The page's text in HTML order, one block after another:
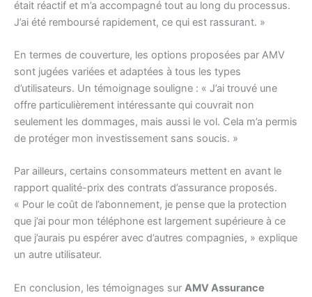
était réactif et m’a accompagné tout au long du processus.
J’ai été remboursé rapidement, ce qui est rassurant. »
En termes de couverture, les options proposées par AMV
sont jugées variées et adaptées à tous les types
d’utilisateurs. Un témoignage souligne : « J’ai trouvé une
offre particulièrement intéressante qui couvrait non
seulement les dommages, mais aussi le vol. Cela m’a permis
de protéger mon investissement sans soucis. »
Par ailleurs, certains consommateurs mettent en avant le
rapport qualité-prix des contrats d’assurance proposés.
« Pour le coût de l’abonnement, je pense que la protection
que j’ai pour mon téléphone est largement supérieure à ce
que j’aurais pu espérer avec d’autres compagnies, » explique
un autre utilisateur.
En conclusion, les témoignages sur AMV Assurance